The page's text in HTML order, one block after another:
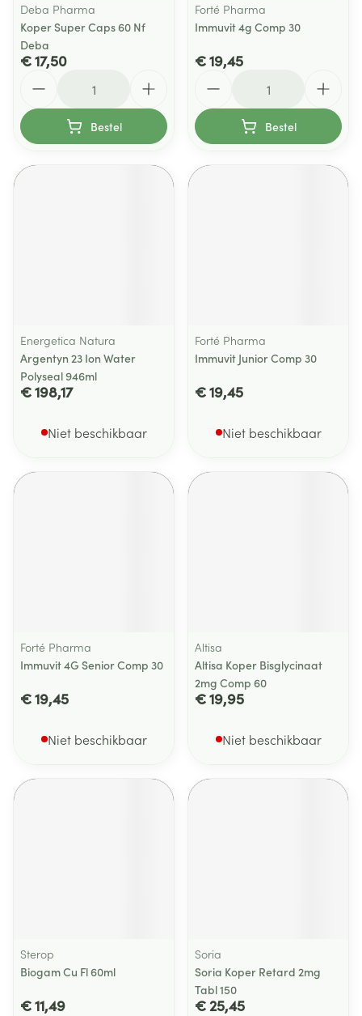
Deba Pharma
Koper Super Caps 60 Nf
Deba
€ 17,50
Bestel
Forté Pharma
Immuvit 4g Comp 30
€ 19,45
Bestel
Energetica Natura
Argentyn 23 Ion Water
Polyseal 946ml
€ 198,17
Niet beschikbaar
Forté Pharma
Immuvit Junior Comp 30
€ 19,45
Niet beschikbaar
Forté Pharma
Immuvit 4G Senior Comp 30
€ 19,45
Niet beschikbaar
Altisa
Altisa Koper Bisglycinaat
2mg Comp 60
€ 19,95
Niet beschikbaar
Sterop
Biogam Cu Fl 60ml
€ 11,49
Soria
Soria Koper Retard 2mg
Tabl 150
€ 25,45